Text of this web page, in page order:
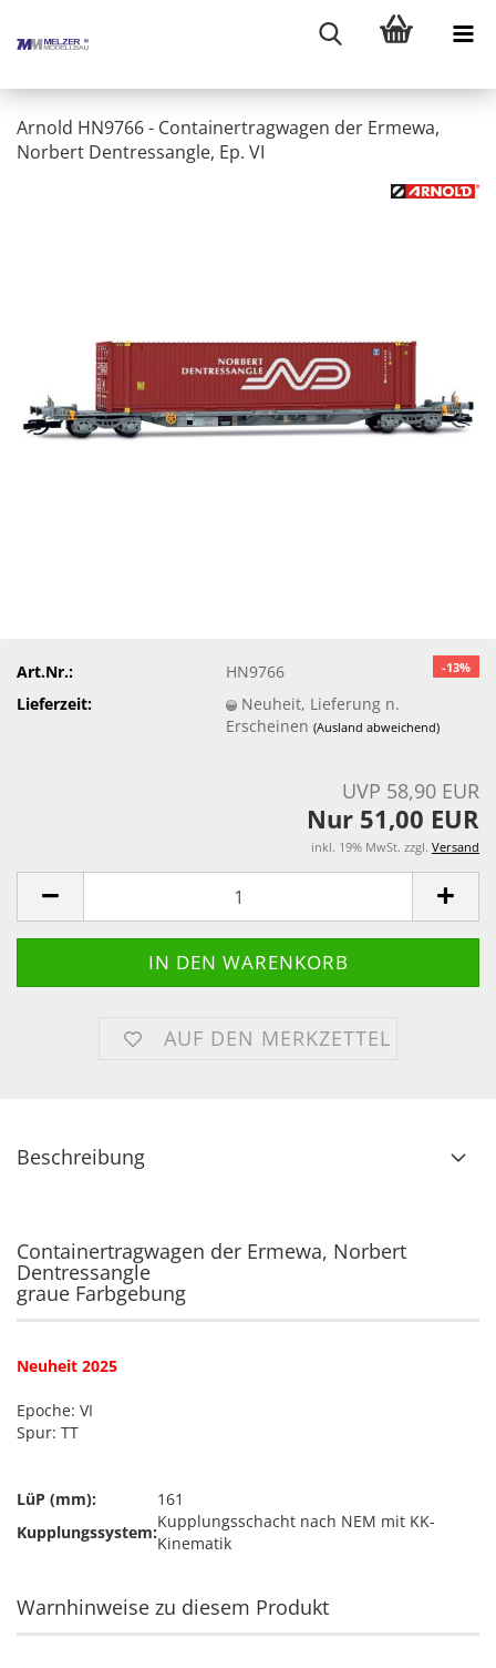
Arnold HN9766 - Containertragwagen der Ermewa,
Norbert Dentressangle, Ep. VI
-13%
Art.Nr.:
HN9766
Lieferzeit:
Neuheit, Lieferung n.
Erscheinen(Ausland abweichend)
UVP 58,90 EUR
Nur 51,00 EUR
inkl. 19% MwSt. zzgl. Versand
AUF DEN MERKZETTEL
Beschreibung
Containertragwagen der Ermewa, Norbert
Dentressangle
graue Farbgebung
Neuheit 2025
Epoche: VI
Spur: TT
LüP (mm):
161
Kupplungssystem:
Kupplungsschacht nach NEM mit KK-
Kinematik
Warnhinweise zu diesem Produkt